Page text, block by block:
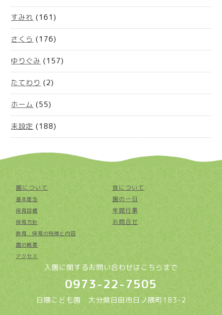
すみれ (161)
さくら (176)
ゆりぐみ (157)
たてわり (2)
ホーム (55)
未設定 (188)
園について
基本理念
保育目標
保育方針
教育・保育の特徴と内容
園の概要
アクセス
食について
園の一日
年間行事
お問合せ
入園に関するお問い合わせはこちらまで
0973-22-7505
日隈こども園 大分県日田市日ノ隈町183-2